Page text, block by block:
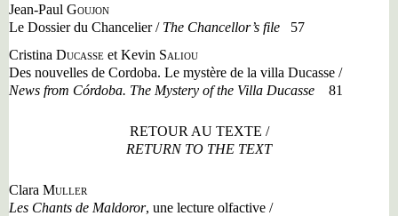
Jean-Paul Goujon
Le Dossier du Chancelier / The Chancellor’s file
57
Cristina Ducasse et Kevin Saliou
Des nouvelles de Cordoba. Le mystère de la villa Ducasse /
News from Córdoba. The Mystery of the Villa Ducasse
81
RETOUR AU TEXTE /
RETURN TO THE TEXT
Clara Muller
Les Chants de Maldoror, une lecture olfactive /